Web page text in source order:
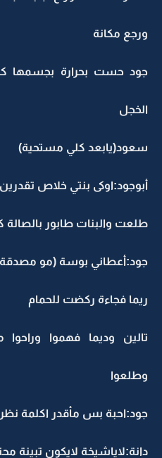
ورجع مكانة
جود حست بحرارة بجسمها
الخجل
سعود(يابعد كلي مستحية)
أبوجود:اوكى بنتي خلاص
طلعت والبنات طابور
جود:أعطاني بوسة (مو
ريما فجاءة ركضت للحمام
تالين وديما فهموا
وطلعوا
جود:احبة بس مأقدر اكلمة
دانة:لاياشيخة لايكون تبينة